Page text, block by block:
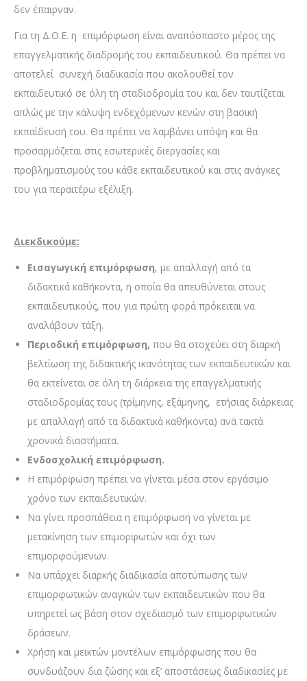
δεν έπαιρναν.
Για τη Δ.Ο.Ε. η επιμόρφωση είναι αναπόσπαστο μέρος της
επαγγελματικής διαδρομής του εκπαιδευτικού. Θα πρέπει να
αποτελεί συνεχή διαδικασία που ακολουθεί τον
εκπαιδευτικό σε όλη τη σταδιοδρομία του και δεν ταυτίζεται
απλώς με την κάλυψη ενδεχόμενων κενών στη βασική
εκπαίδευσή του. Θα πρέπει να λαμβάνει υπόψη και θα
προσαρμόζεται στις εσωτερικές διεργασίες και
προβληματισμούς του κάθε εκπαιδευτικού και στις ανάγκες
του για περαιτέρω εξέλιξη.
Διεκδικούμε:
Εισαγωγική επιμόρφωση, με απαλλαγή από τα
διδακτικά καθήκοντα, η οποία θα απευθύνεται στους
εκπαιδευτικούς, που για πρώτη φορά πρόκειται να
αναλάβουν τάξη.
Περιοδική επιμόρφωση, που θα στοχεύει στη διαρκή
βελτίωση της διδακτικής ικανότητας των εκπαιδευτικών και
θα εκτείνεται σε όλη τη διάρκεια της επαγγελματικής
σταδιοδρομίας τους (τρίμηνης, εξάμηνης, ετήσιας διάρκειας
με απαλλαγή από τα διδακτικά καθήκοντα) ανά τακτά
χρονικά διαστήματα.
Ενδοσχολική επιμόρφωση.
Η επιμόρφωση πρέπει να γίνεται μέσα στον εργάσιμο
χρόνο των εκπαιδευτικών.
Να γίνει προσπάθεια η επιμόρφωση να γίνεται με
μετακίνηση των επιμορφωτών και όχι των
επιμορφούμενων.
Να υπάρχει διαρκής διαδικασία αποτύπωσης των
επιμορφωτικών αναγκών των εκπαιδευτικών που θα
υπηρετεί ως βάση στον σχεδιασμό των επιμορφωτικών
δράσεων.
Χρήση και μεικτών μοντέλων επιμόρφωσης που θα
συνδυάζουν δια ζώσης και εξ’ αποστάσεως διαδικασίες με